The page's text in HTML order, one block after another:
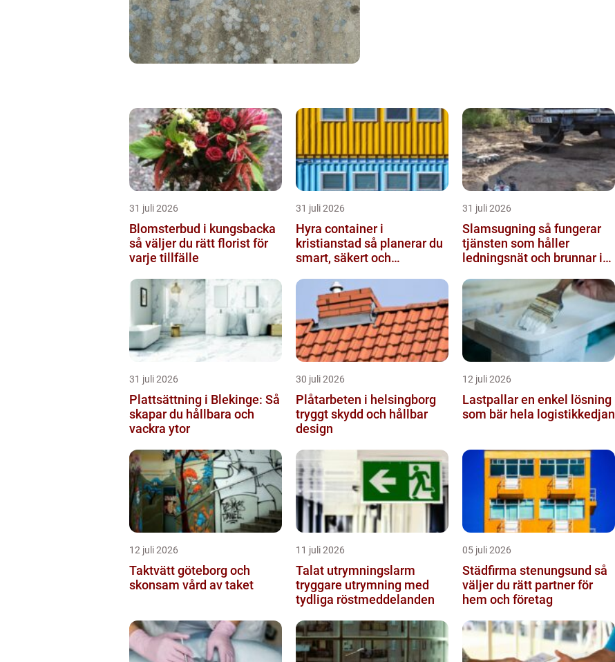
31 juli 2026
Blomsterbud i kungsbacka
så väljer du rätt florist för
varje tillfälle
31 juli 2026
Hyra container i
kristianstad så planerar du
smart, säkert och
31 juli 2026
Slamsugning så fungerar
tjänsten som håller
ledningsnät och brunnar i
31 juli 2026
Plattsättning i Blekinge: Så
skapar du hållbara och
vackra ytor
30 juli 2026
Plåtarbeten i helsingborg
tryggt skydd och hållbar
design
12 juli 2026
Lastpallar en enkel lösning
som bär hela logistikkedjan
12 juli 2026
Taktvätt göteborg och
skonsam vård av taket
11 juli 2026
Talat utrymningslarm
tryggare utrymning med
tydliga röstmeddelanden
05 juli 2026
Städfirma stenungsund så
väljer du rätt partner för
hem och företag